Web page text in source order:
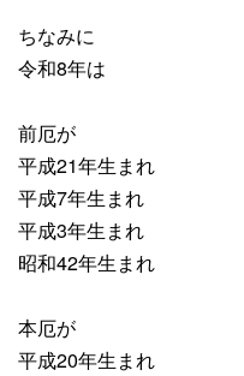
ちなみに
令和8年は
前厄が
平成21年生まれ
平成7年生まれ
平成3年生まれ
昭和42年生まれ
本厄が
平成20年生まれ